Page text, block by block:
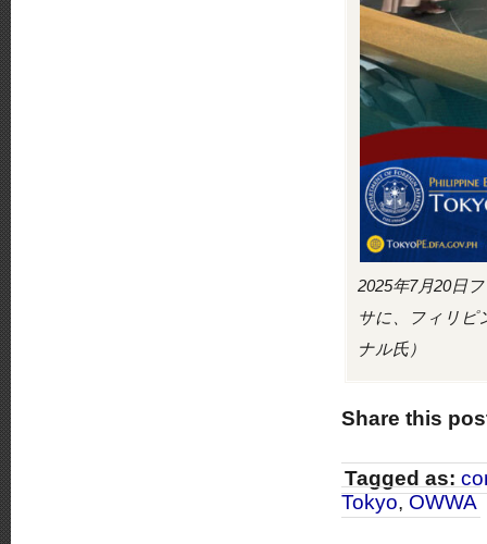
2025年7月20日
サに、フィリピ
ナル氏）
Share this
Tagged as:
Tokyo,OWWA